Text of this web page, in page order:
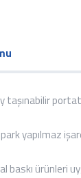
taşınabilir
yapılmaz
baskı ürünleri